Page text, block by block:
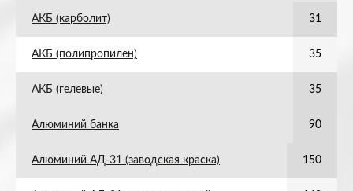
АКБ (карболит) 31
АКБ (полипропилен) 35
АКБ (гелевые) 35
Алюминий банка 90
Алюминий АД-31 (заводская краска) 150